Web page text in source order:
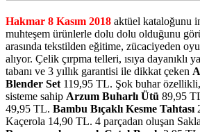
Hakmar 8 Kasım 2018 aktüel kataloğunu
muhteşem ürünlerle dolu dolu olduğunu
arasında tekstilden eğitime, zücaciyeden
alıyor. Çelik çırpma telleri, ısıya dayanıklı
tabanı ve 3 yıllık garantisi ile dikkat çeken
Blender Set 119,95 TL. Şok buhar
sisteme sahip Arzum Buharlı Ütü 89,95
49,95 TL. Bambu Bıçaklı Kesme Tahtası
Kaçerola 14,90 TL. 4 parçadan oluşan